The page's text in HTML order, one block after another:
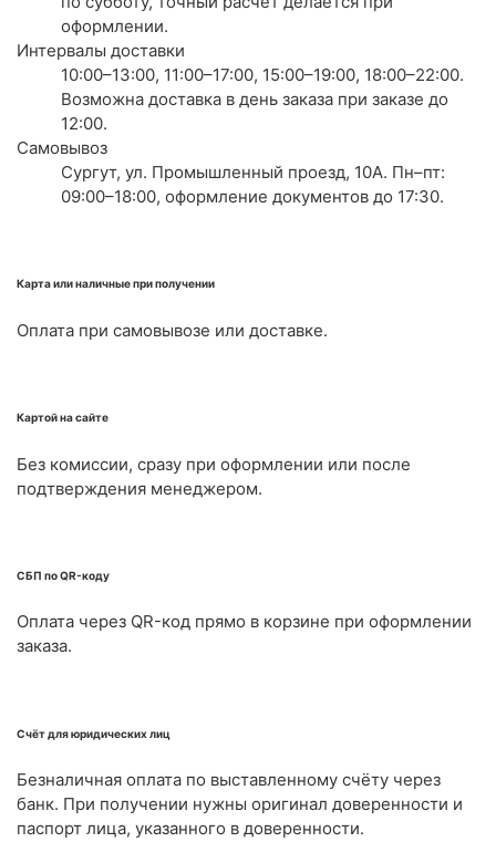
оформлении.
Интервалы доставки
10:00–13:00, 11:00–17:00, 15:00–19:00, 18:00–22:00.
Возможна доставка в день заказа при заказе до
12:00.
Самовывоз
Сургут, ул. Промышленный проезд, 10А. Пн–пт:
09:00–18:00, оформление документов до 17:30.
Карта или наличные при получении
Оплата при самовывозе или доставке.
Картой на сайте
Без комиссии, сразу при оформлении или после
подтверждения менеджером.
СБП по QR-коду
Оплата через QR-код прямо в корзине при оформлении
заказа.
Счёт для юридических лиц
Безналичная оплата по выставленному счёту через
банк. При получении нужны оригинал доверенности и
паспорт лица, указанного в доверенности.